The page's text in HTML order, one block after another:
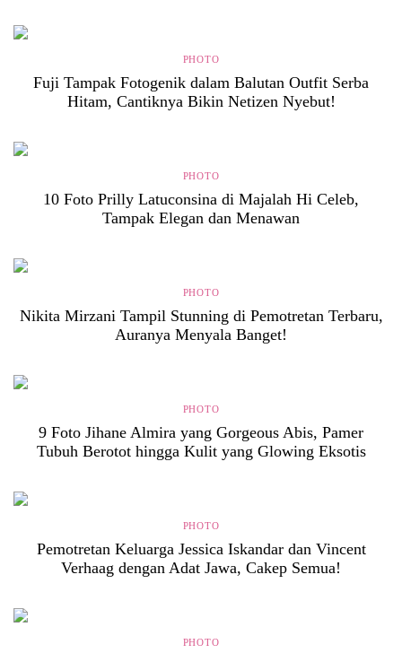
PHOTO
Fuji Tampak Fotogenik dalam Balutan Outfit Serba
Hitam, Cantiknya Bikin Netizen Nyebut!
PHOTO
10 Foto Prilly Latuconsina di Majalah Hi Celeb,
Tampak Elegan dan Menawan
PHOTO
Nikita Mirzani Tampil Stunning di Pemotretan Terbaru,
Auranya Menyala Banget!
PHOTO
9 Foto Jihane Almira yang Gorgeous Abis, Pamer
Tubuh Berotot hingga Kulit yang Glowing Eksotis
PHOTO
Pemotretan Keluarga Jessica Iskandar dan Vincent
Verhaag dengan Adat Jawa, Cakep Semua!
PHOTO